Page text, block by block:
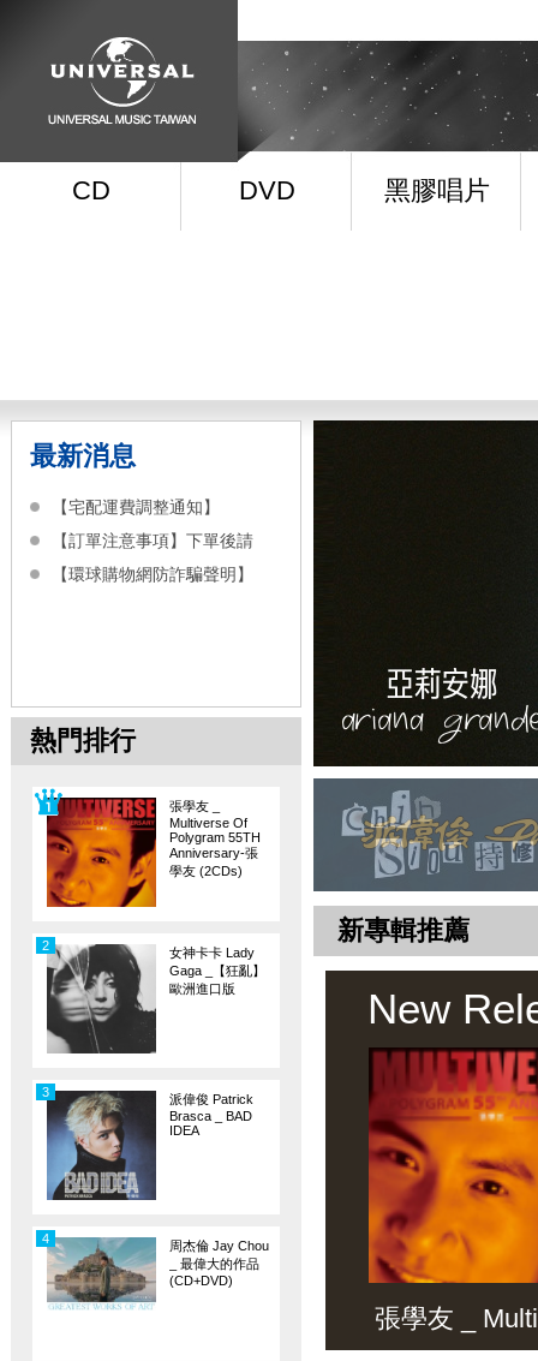
CD DVD 黑膠唱片
最新消息
【宅配運費調整通知】
【訂單注意事項】下單後請
【環球購物網防詐騙聲明】
熱門排行
張學友 _
Multiverse Of
Polygram 55TH
Anniversary-張
學友 (2CDs)
女神卡卡 Lady
Gaga _【狂亂】
歐洲進口版
2
派偉俊 Patrick
Brasca _ BAD
IDEA
3
周杰倫 Jay Chou
_ 最偉大的作品
(CD+DVD)
4
新專輯推薦
New
張學友 _